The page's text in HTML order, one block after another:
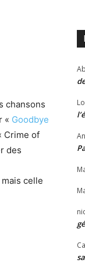
chansons
« Goodbye
Crime of
des
mais celle